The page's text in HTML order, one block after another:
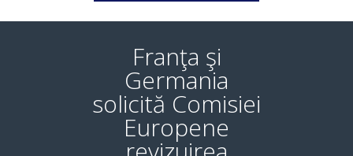
Franţa şi
Germania
solicită Comisiei
Europene